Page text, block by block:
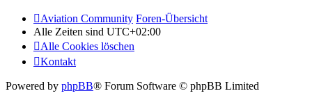
Aviation Community Foren-Übersicht
Alle Zeiten sind UTC+02:00
Alle Cookies löschen
Kontakt
Powered by phpBB® Forum Software © phpBB Limited